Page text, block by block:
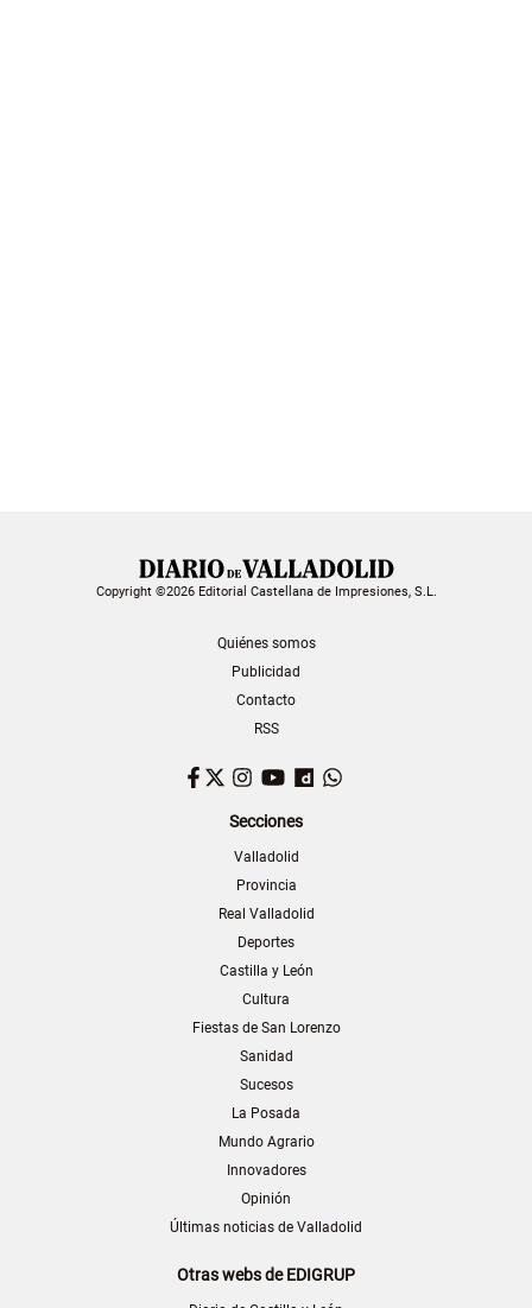
Copyright ©2026 Editorial Castellana de Impresiones, S.L.
Quiénes somos
Publicidad
Contacto
RSS
Facebook
TwitterInstagram
YouTubeDailymotion
Secciones
Valladolid
Provincia
Real Valladolid
Deportes
Castilla y León
Cultura
Fiestas de San Lorenzo
Sanidad
Sucesos
La Posada
Mundo Agrario
Innovadores
Opinión
Últimas noticias de Valladolid
Otras webs de EDIGRUP